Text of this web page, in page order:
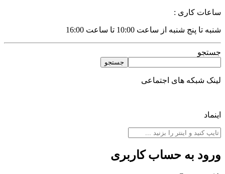
کاری :
تا پنج شنبه از ساعت 10:00 تا ساعت 16:00
جستجو
شبکه های اجتماعی
به حساب کاربری